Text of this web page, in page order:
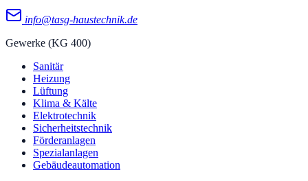
info@tasg-haustechnik.de
Gewerke (KG 400)
Sanitär
Heizung
Lüftung
Klima & Kälte
Elektrotechnik
Sicherheitstechnik
Förderanlagen
Spezialanlagen
Gebäudeautomation